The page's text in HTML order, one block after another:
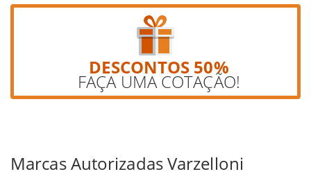
DESCONTOS 50%
FAÇA UMA COTAÇÃO!
Marcas Autorizadas Varzelloni